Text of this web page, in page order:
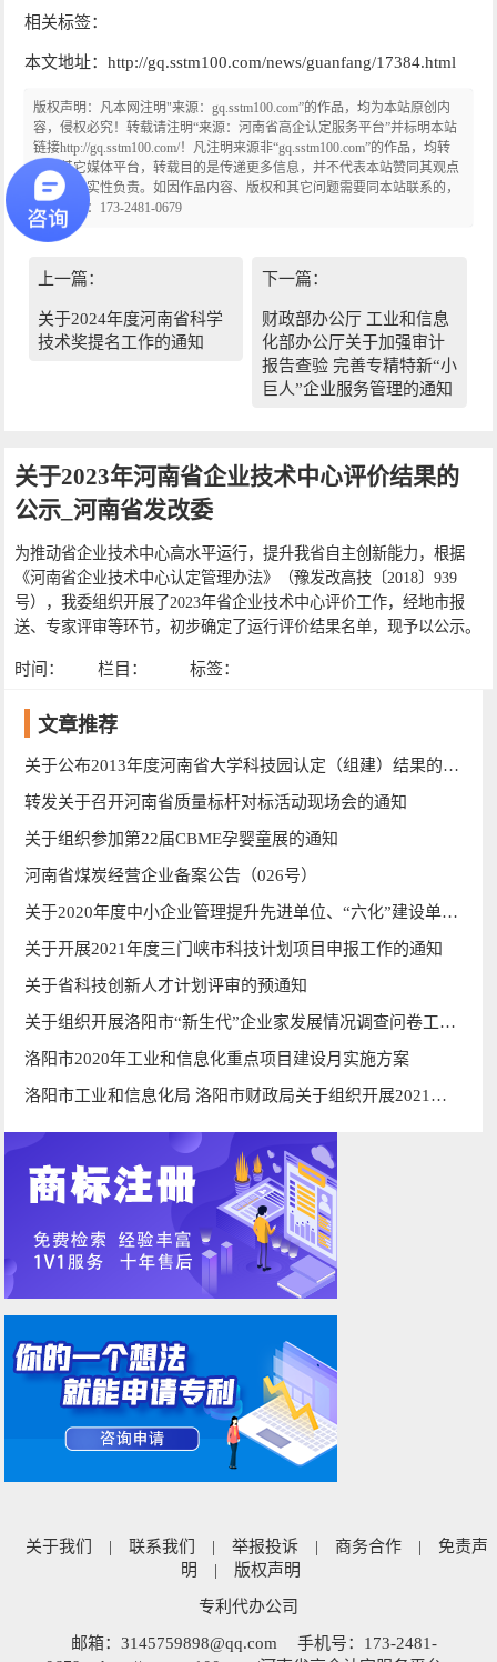
相关标签：
本文地址：http://gq.sstm100.com/news/guanfang/17384.html
版权声明：凡本网注明"来源：gq.sstm100.com”的作品，均为本站原创内
容，侵权必究！转载请注明“来源：河南省高企认定服务平台”并标明本站
链接http://gq.sstm100.com/！凡注明来源非“gq.sstm100.com”的作品，均转
载自其它媒体平台，转载目的是传递更多信息，并不代表本站赞同其观点
和对其真实性负责。如因作品内容、版权和其它问题需要同本站联系的，
联系电话：173-2481-0679
上一篇：
关于2024年度河南省科学
技术奖提名工作的通知
下一篇：
财政部办公厅 工业和信息
化部办公厅关于加强审计
报告查验 完善专精特新“小
巨人”企业服务管理的通知
关于2023年河南省企业技术中心评价结果的
公示_河南省发改委
为推动省企业技术中心高水平运行，提升我省自主创新能力，根据
《河南省企业技术中心认定管理办法》（豫发改高技〔2018〕939
号），我委组织开展了2023年省企业技术中心评价工作，经地市报
送、专家评审等环节，初步确定了运行评价结果名单，现予以公示。
时间： 栏目： 标签：
文章推荐
关于公布2013年度河南省大学科技园认定（组建）结果的通知
转发关于召开河南省质量标杆对标活动现场会的通知
关于组织参加第22届CBME孕婴童展的通知
河南省煤炭经营企业备案公告（026号）
关于2020年度中小企业管理提升先进单位、“六化”建设单项优秀企业拟认定名单的公示
关于开展2021年度三门峡市科技计划项目申报工作的通知
关于省科技创新人才计划评审的预通知
关于组织开展洛阳市“新生代”企业家发展情况调查问卷工作的通知
洛阳市2020年工业和信息化重点项目建设月实施方案
洛阳市工业和信息化局 洛阳市财政局关于组织开展2021年度洛阳市“三大改造”资金申报工作的通知
关于我们 | 联系我们 | 举报投诉 | 商务合作 |
免责声
明
| 版权声明
专利代办公司
邮箱：3145759898@qq.com
手机号：173-2481-